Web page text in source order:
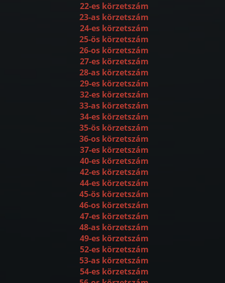
22-es körzetszám
23-as körzetszám
24-es körzetszám
25-ös körzetszám
26-os körzetszám
27-es körzetszám
28-as körzetszám
29-es körzetszám
32-es körzetszám
33-as körzetszám
34-es körzetszám
35-ös körzetszám
36-os körzetszám
37-es körzetszám
40-es körzetszám
42-es körzetszám
44-es körzetszám
45-ös körzetszám
46-os körzetszám
47-es körzetszám
48-as körzetszám
49-es körzetszám
52-es körzetszám
53-as körzetszám
54-es körzetszám